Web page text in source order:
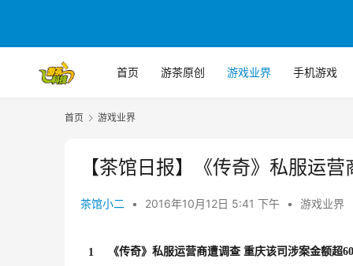
首页 游茶原创 游戏业界 手机游戏
首页 游戏业界
【茶馆日报】《传奇》私服运
茶馆小二 • 2016年10月12日 5:41 下午 • 游戏业界
1 《传奇》私服运营商遭调查 重庆该司涉案金额超